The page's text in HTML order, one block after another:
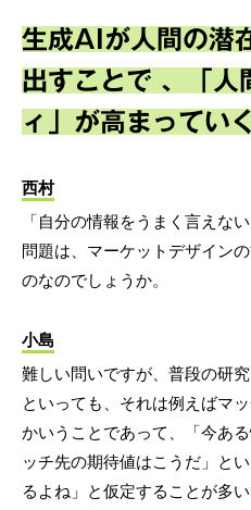
生成AIが人間の潜
出すことで 、「人
ィ」が高まっていく
西村
「自分の情報をうまく言えな
問題は、マーケットデザイン
のなのでしょうか。
小島
難しい問いですが、普段の研
といっても、それは例えばマ
かいうことであって、「今あ
ッチ先の期待値はこうだ」と
るよね」と仮定することが多